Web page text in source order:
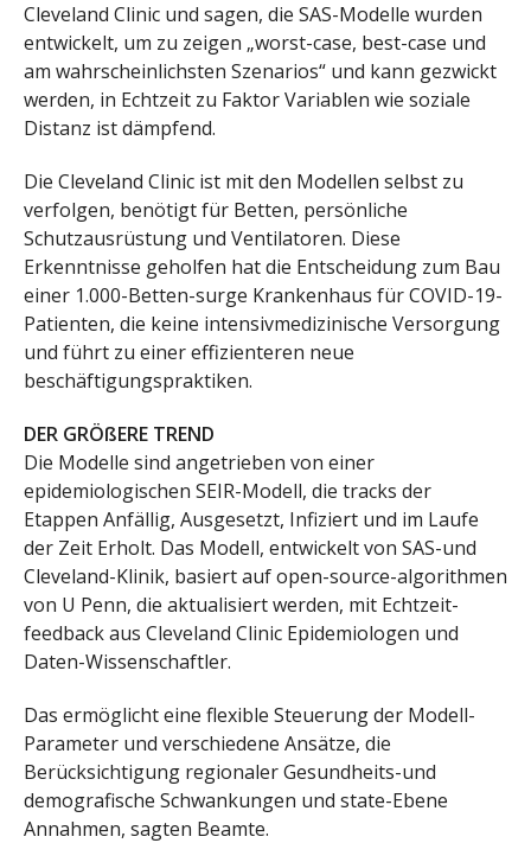
Cleveland Clinic und sagen, die SAS-Modelle wurden
entwickelt, um zu zeigen „worst-case, best-case und
am wahrscheinlichsten Szenarios“ und kann gezwickt
werden, in Echtzeit zu Faktor Variablen wie soziale
Distanz ist dämpfend.
Die Cleveland Clinic ist mit den Modellen selbst zu
verfolgen, benötigt für Betten, persönliche
Schutzausrüstung und Ventilatoren. Diese
Erkenntnisse geholfen hat die Entscheidung zum Bau
einer 1.000-Betten-surge Krankenhaus für COVID-19-
Patienten, die keine intensivmedizinische Versorgung
und führt zu einer effizienteren neue
beschäftigungspraktiken.
DER GRÖßERE TREND
Die Modelle sind angetrieben von einer
epidemiologischen SEIR-Modell, die tracks der
Etappen Anfällig, Ausgesetzt, Infiziert und im Laufe
der Zeit Erholt. Das Modell, entwickelt von SAS-und
Cleveland-Klinik, basiert auf open-source-algorithmen
von U Penn, die aktualisiert werden, mit Echtzeit-
feedback aus Cleveland Clinic Epidemiologen und
Daten-Wissenschaftler.
Das ermöglicht eine flexible Steuerung der Modell-
Parameter und verschiedene Ansätze, die
Berücksichtigung regionaler Gesundheits-und
demografische Schwankungen und state-Ebene
Annahmen, sagten Beamte.